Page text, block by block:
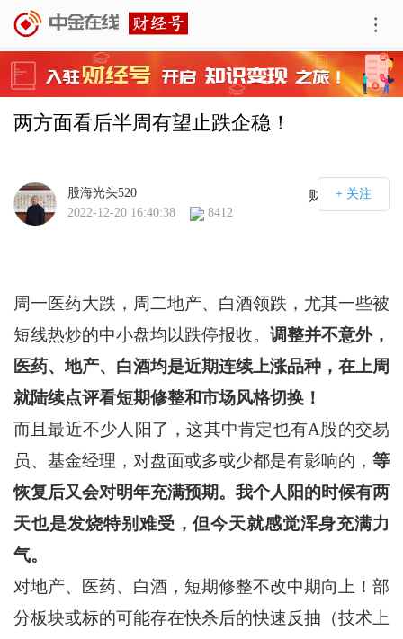
两方面看后半周有望止跌企稳！
财经号APP
股海光头520
2022-12-20 16:40:38
8412
周一医药大跌，周二地产、白酒领跌，尤其一些被
短线热炒的中小盘均以跌停报收。调整并不意外，
医药、地产、白酒均是近期连续上涨品种，在上周
就陆续点评看短期修整和市场风格切换！
而且最近不少人阳了，这其中肯定也有A股的交易
员、基金经理，对盘面或多或少都是有影响的，等
恢复后又会对明年充满预期。我个人阳的时候有两
天也是发烧特别难受，但今天就感觉浑身充满力
气。
对地产、医药、白酒，短期修整不改中期向上！部
分板块或标的可能存在快杀后的快速反抽（技术上